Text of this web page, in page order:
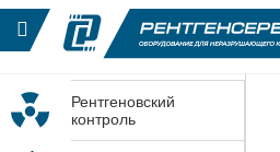
Рентгеновский
контроль